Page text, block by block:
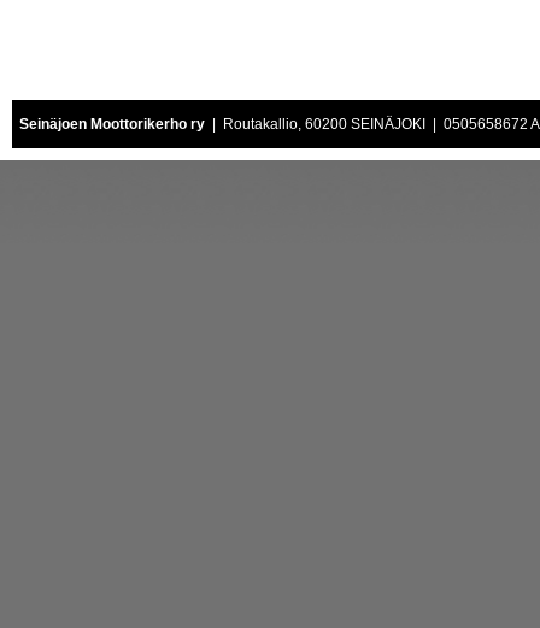
Seinäjoen Moottorikerho ry | Routakallio, 60200 SEINÄJOKI | 0505658672